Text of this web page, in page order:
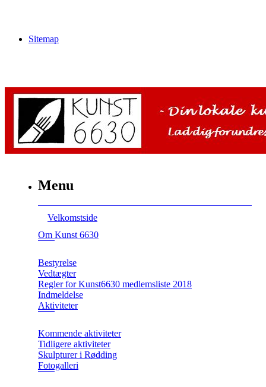
Sitemap
Menu
Velkomstside
Om Kunst 6630
Bestyrelse
Vedtægter
Regler for Kunst6630 medlemsliste 2018
Indmeldelse
Aktiviteter
Kommende aktiviteter
Tidligere aktiviteter
Skulpturer i Rødding
Fotogalleri